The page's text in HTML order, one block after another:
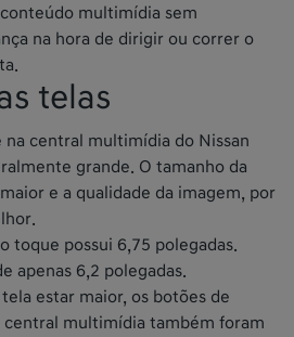
multimídia sem
na hora de dirigir ou correr o
telas
central multimídia do Nissan
grande. O tamanho da
e a qualidade da imagem, por
toque possui 6,75 polegadas.
apenas 6,2 polegadas.
estar maior, os botões de
central multimídia também foram